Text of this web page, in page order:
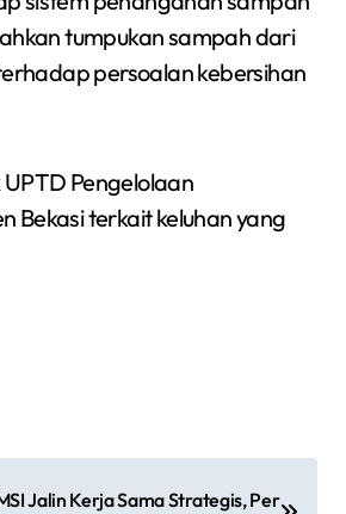
tumpukan sampah dari
persoalan kebersihan
Pengelolaan
Bekasi terkait keluhan yang
Jalin Kerja Sama Strategis, Per